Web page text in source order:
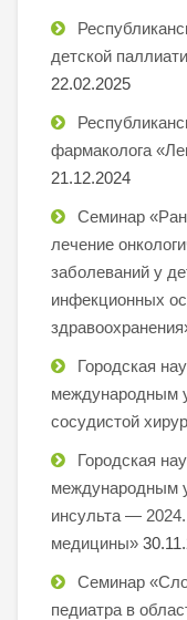
детской
22.02.2025
фармаколога
21.12.2024
Семинар
лечение
заболеваний у
инфекционных
Городская
международным
сосудистой
Городская
международным
инсульта —
медицины»
Семинар
педиатра в